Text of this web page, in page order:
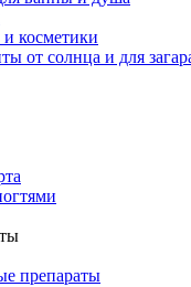
косметики
от солнца и для
препараты